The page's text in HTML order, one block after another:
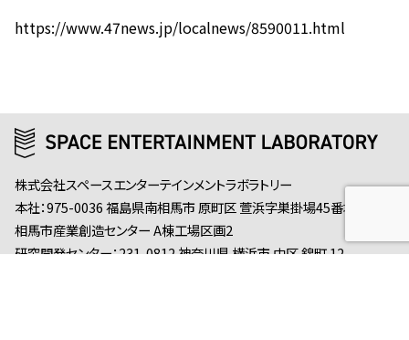
https://www.47news.jp/localnews/8590011.html
株式会社スペースエンターテインメントラボラトリー
本社：975-0036 福島県南相馬市 原町区 萱浜字巣掛場45番地245 南
相馬市産業創造センター A棟工場区画2
研究開発センター：231-0812 神奈川県 横浜市 中区 錦町 12